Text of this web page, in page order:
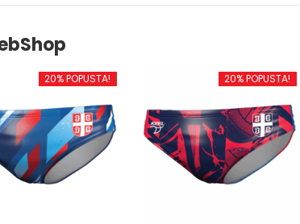
20% POPUSTA! 20% POPUSTA!